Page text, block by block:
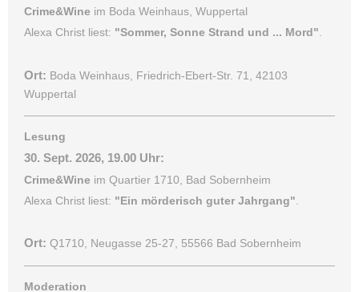
Crime&Wine im Boda Weinhaus, Wuppertal
Alexa Christ liest: "Sommer, Sonne Strand und ... Mord".
Ort: Boda Weinhaus, Friedrich-Ebert-Str. 71, 42103
Wuppertal
Lesung
30. Sept. 2026, 19.00 Uhr:
Crime&Wine im Quartier 1710, Bad Sobernheim
Alexa Christ liest: "Ein mörderisch guter Jahrgang"
Ort: Q1710, Neugasse 25-27, 55566 Bad Sobernheim
Moderation